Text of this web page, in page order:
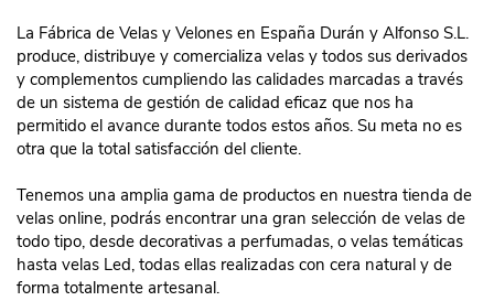
La Fábrica de Velas y Velones en España Durán y Alfonso S.L.
produce, distribuye y comercializa velas y todos sus derivados
y complementos cumpliendo las calidades marcadas a través
de un sistema de gestión de calidad eficaz que nos ha
permitido el avance durante todos estos años. Su meta no es
otra que la total satisfacción del cliente.
Tenemos una amplia gama de productos en nuestra tienda de
velas online, podrás encontrar una gran selección de velas de
todo tipo, desde decorativas a perfumadas, o velas temáticas
hasta velas Led, todas ellas realizadas con cera natural y de
forma totalmente artesanal.